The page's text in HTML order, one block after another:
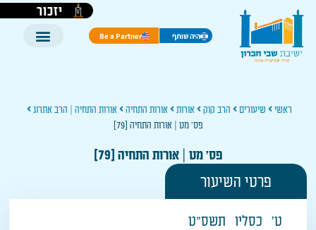
יזכור
היה שותף Be a Partner
ראשי שיעורים הרב קוק אורות אורות התחיה
אורות התחיה | הרב אתרוג
פס' מט | אורות התחיה [79]
פס' מט | אורות התחיה [79]
פרטי השיעור
ט' כסליו תשס"ט